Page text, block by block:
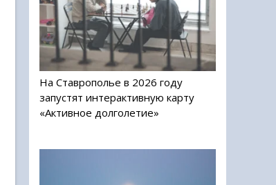
На Ставрополье в 2026 году
запустят интерактивную карту
«Активное долголетие»